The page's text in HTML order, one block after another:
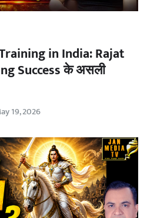
in India: Rajat
Success के असली
19, 2026